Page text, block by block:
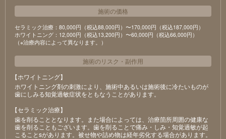
施術の価格
セラミック治療：80,000円（税込88,000円）〜170,000円（税込187,000円）
ホワイトニング：12,000円（税込13,200円）〜60,000円（税込66,000円）
（※治療内容によって異なります。）
施術のリスク ・ 副作用
【ホワイトニング】
ホワイトニング剤の刺激により、施術中あるいは施術後に冷たいものが
⻭にしみる知覚過敏症状をともなうことがあります。
【セラミック治療】
⻭を削ることとなります。また場合によっては、治療箇所周囲の健康な
⻭を削ることもございます。⻭を削ることで痛み・しみ・知覚過敏が起
こることsがあります。被せ物や詰め物は経年劣化する場合があります。